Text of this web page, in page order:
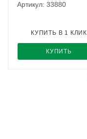
Артикул: 33880
КУПИТЬ
КУПИТЬ В 1 КЛИК